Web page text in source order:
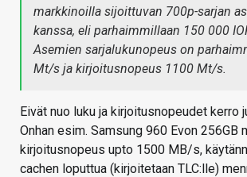
markkinoilla sijoittuvan 700p-sarjan
kanssa, eli parhaimmillaan 150 000
Asemien sarjalukunopeus on
Mt/s ja kirjoitusnopeus 1100 Mt/s.
Eivät nuo luku ja kirjoitusnopeudet kerro
Onhan esim. Samsung 960 Evon 256GB
kirjoitusnopeus upto 1500 MB/s,
cachen loputtua (kirjoitetaan TLC:lle)